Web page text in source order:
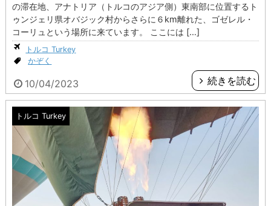
の滞在地、アナトリア（トルコのアジア側）東南部に位置するト
ゥンジェリ県オバジック村からさらに６km離れた、ゴゼレル・
コーリュという場所に来ています。 ここには […]
トルコ Turkey
かぞく
10/04/2023 続きを読む
トルコ Turkey